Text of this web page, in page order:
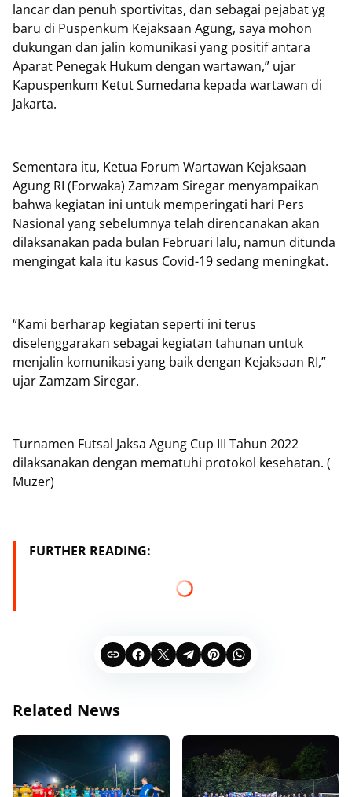
lancar dan penuh sportivitas, dan sebagai pejabat yg
baru di Puspenkum Kejaksaan Agung, saya mohon
dukungan dan jalin komunikasi yang positif antara
Aparat Penegak Hukum dengan wartawan,” ujar
Kapuspenkum Ketut Sumedana kepada wartawan di
Jakarta.
Sementara itu, Ketua Forum Wartawan Kejaksaan
Agung RI (Forwaka) Zamzam Siregar menyampaikan
bahwa kegiatan ini untuk memperingati hari Pers
Nasional yang sebelumnya telah direncanakan akan
dilaksanakan pada bulan Februari lalu, namun ditunda
mengingat kala itu kasus Covid-19 sedang meningkat.
“Kami berharap kegiatan seperti ini terus
diselenggarakan sebagai kegiatan tahunan untuk
menjalin komunikasi yang baik dengan Kejaksaan RI,”
ujar Zamzam Siregar.
Turnamen Futsal Jaksa Agung Cup III Tahun 2022
dilaksanakan dengan mematuhi protokol kesehatan. (
Muzer)
FURTHER READING:
Related News